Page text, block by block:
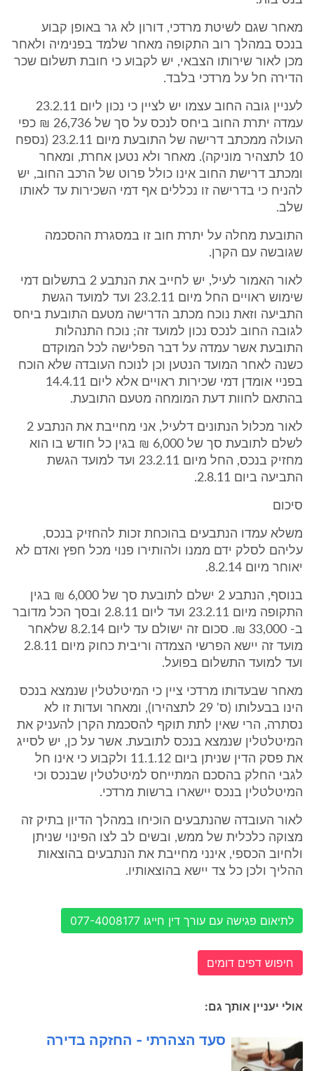
מאחר שגם לשיטת מרדכי, דורון לא גר באופן קבוע
בנכס במהלך רוב התקופה מאחר שלמד בפנימיה ולאחר
מכן לאור שירותו הצבאי, יש לקבוע כי חובת תשלום שכר
הדירה חל על מרדכי בלבד.
לעניין גובה החוב עצמו יש לציין כי נכון ליום 23.2.11
עמדה יתרת החוב ביחס לנכס על סך של 26,736 ₪ כפי
העולה ממכתב דרישה של התובעת מיום 23.2.11 (נספח
10 לתצהיר מוניקה). מאחר ולא נטען אחרת, ומאחר
ומכתב דרישת החוב אינו כולל פרוט של הרכב החוב, יש
להניח כי בדרישה זו נכללים אף דמי השכירות עד לאותו
שלב.
התובעת מחלה על יתרת חוב זו במסגרת ההסכמה
שגובשה עם הקרן.
לאור האמור לעיל, יש לחייב את הנתבע 2 בתשלום דמי
שימוש ראויים החל מיום 23.2.11 ועד למועד הגשת
התביעה וזאת נוכח מכתב הדרישה מטעם התובעת ביחס
לגובה החוב לנכס נכון למועד זה; נוכח התנהלות
התובעת אשר עמדה על דבר הפלישה לכל המוקדם
כשנה לאחר המועד הנטען וכן לנוכח העובדה שלא הוכח
בפניי אומדן דמי שכירות ראויים אלא ליום 14.4.11
בהתאם לחוות דעת המומחה מטעם התובעת.
לאור מכלול הנתונים דלעיל, אני מחייבת את הנתבע 2
לשלם לתובעת סך של 6,000 ₪ בגין כל חודש בו הוא
מחזיק בנכס, החל מיום 23.2.11 ועד למועד הגשת
התביעה ביום 2.8.11.
סיכום
משלא עמדו הנתבעים בהוכחת זכות להחזיק בנכס,
עליהם לסלק ידם ממנו ולהותירו פנוי מכל חפץ ואדם לא
יאוחר מיום 8.2.14.
בנוסף, הנתבע 2 ישלם לתובעת סך של 6,000 ₪ בגין
התקופה מיום 23.2.11 ועד ליום 2.8.11 ובסך הכל מדובר
ב- 33,000 ₪. סכום זה ישולם עד ליום 8.2.14 שלאחר
מועד זה יישא הפרשי הצמדה וריבית כחוק מיום 2.8.11
ועד למועד התשלום בפועל.
מאחר שבעדותו מרדכי ציין כי המיטלטלין שנמצא בנכס
הינו בבעלותו (ס' 29 לתצהירו), ומאחר ועדות זו לא
נסתרה, הרי שאין לתת תוקף להסכמת הקרן להעניק את
המיטלטלין שנמצא בנכס לתובעת. אשר על כן, יש לסייג
את פסק הדין שניתן ביום 11.1.12 ולקבוע כי אינו חל
לגבי החלק בהסכם המתייחס למיטלטלין שבנכס וכי
המיטלטלין בנכס יישארו ברשות מרדכי.
לאור העובדה שהנתבעים הוכיחו במהלך הדיון בתיק זה
מצוקה כלכלית של ממש, ובשים לב לצו הפינוי שניתן
ולחיוב הכספי, אינני מחייבת את הנתבעים בהוצאות
ההליך ולכן כל צד יישא בהוצאותיו.
לתיאום פגישה עם עורך דין חייגו 077-4008177
חיפוש דפים דומים
אולי יעניין אותך גם:
סעד הצהרתי - החזקה בדירה